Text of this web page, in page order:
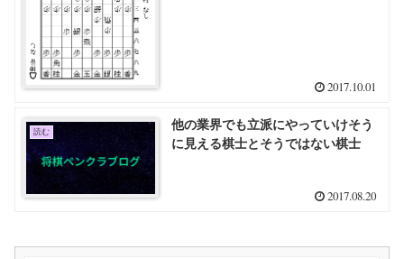
2017.10.01
読む
他の業界でも立派にやっていけそう
に見える棋士とそうではない棋士
2017.08.20